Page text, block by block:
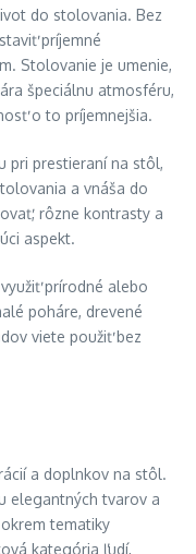
do stolovania. Bez
príjemné
Stolovanie je umenie,
špeciálnu atmosféru,
o to príjemnejšia.
pri prestieraní na stôl,
a vnáša do
rôzne kontrasty a
aspekt.
prírodné alebo
poháre, drevené
viete použiť bez
a doplnkov na stôl.
elegantných tvarov a
tematiky
kategória ľudí,